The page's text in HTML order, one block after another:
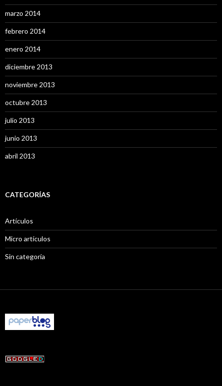
marzo 2014
febrero 2014
enero 2014
diciembre 2013
noviembre 2013
octubre 2013
julio 2013
junio 2013
abril 2013
CATEGORÍAS
Artículos
Micro artículos
Sin categoría